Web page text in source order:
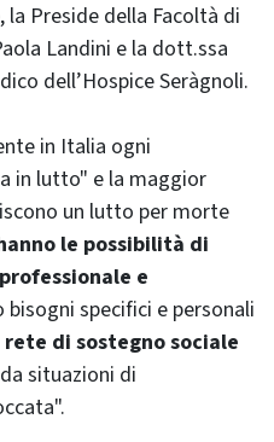
la Preside della Facoltà di
Landini e la dott.ssa
dell’Hospice Seràgnoli.
in Italia ogni
in lutto" e la maggior
un lutto per morte
le possibilità di
e
specifici e personali
di sostegno sociale
situazioni di